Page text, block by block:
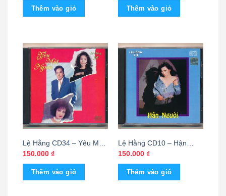
Thêm vào giỏ Thêm vào giỏ
Lệ Hằng CD34 – Yêu Một
Người
150.000 ₫
Thêm vào giỏ
Lệ Hằng CD10 – Hận
Người
150.000 ₫
Thêm vào giỏ